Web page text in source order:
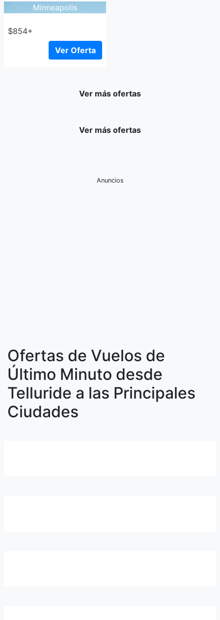
Minneapolis
$854+
Ver Oferta
Ver más ofertas
Ver más ofertas
Anuncios
Ofertas de Vuelos de
Último Minuto desde
Telluride a las Principales
Ciudades